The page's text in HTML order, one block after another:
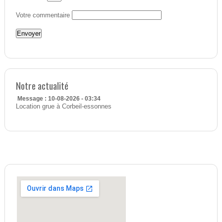
Votre commentaire
Notre actualité
Message : 10-08-2026 - 03:34
Location grue à Corbeil-essonnes